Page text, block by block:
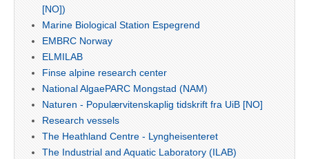
[NO])
Marine Biological Station Espegrend
EMBRC Norway
ELMILAB
Finse alpine research center
National AlgaePARC Mongstad (NAM)
Naturen - Populærvitenskaplig tidskrift fra UiB [NO]
Research vessels
The Heathland Centre - Lyngheisenteret
The Industrial and Aquatic Laboratory (ILAB)